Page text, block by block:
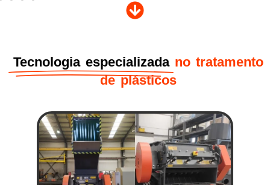
Tecnologia especializada no tratamento
de plásticos